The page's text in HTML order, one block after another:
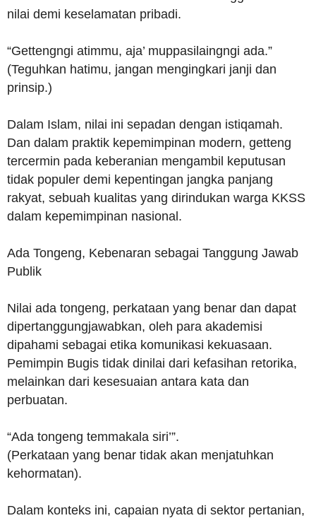
nilai demi keselamatan pribadi.
“Gettengngi atimmu, aja’ muppasilaingngi ada.”
(Teguhkan hatimu, jangan mengingkari janji dan
prinsip.)
Dalam Islam, nilai ini sepadan dengan istiqamah.
Dan dalam praktik kepemimpinan modern, getteng
tercermin pada keberanian mengambil keputusan
tidak populer demi kepentingan jangka panjang
rakyat, sebuah kualitas yang dirindukan warga KKSS
dalam kepemimpinan nasional.
Ada Tongeng, Kebenaran sebagai Tanggung Jawab
Publik
Nilai ada tongeng, perkataan yang benar dan dapat
dipertanggungjawabkan, oleh para akademisi
dipahami sebagai etika komunikasi kekuasaan.
Pemimpin Bugis tidak dinilai dari kefasihan retorika,
melainkan dari kesesuaian antara kata dan
perbuatan.
“Ada tongeng temmakala siri’”.
(Perkataan yang benar tidak akan menjatuhkan
kehormatan).
Dalam konteks ini, capaian nyata di sektor pertanian,